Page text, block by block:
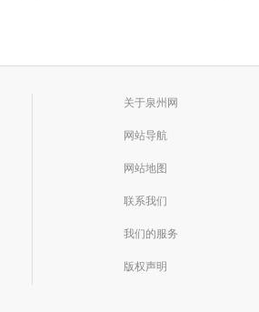
关于泉州网
网站导航
网站地图
联系我们
我们的服务
版权声明